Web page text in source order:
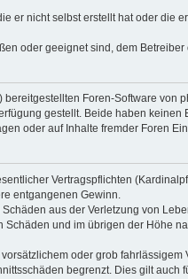
er nicht selbst erstellt hat oder die
oder geeignet sind, dem
bereitgestellten Foren-Software von
gestellt. Beide haben keinen
oder auf Inhalte fremder Foren
Vertragspflichten
entgangenen Gewinn.
aus der Verletzung von
und im übrigen der Höhe
oder grob
begrenzt. Dies gilt auch